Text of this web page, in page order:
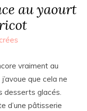
au yaourt
vraiment au
que cela ne
desserts glacés.
d’une pâtisserie